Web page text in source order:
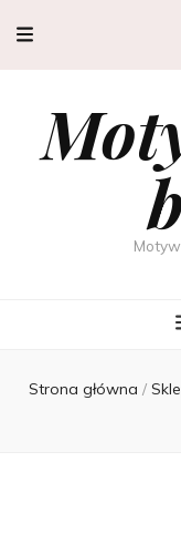
Strona główna /